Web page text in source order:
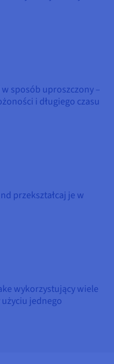
sposób uproszczony –
i długiego czasu
przekształcaj je w
wykorzystujący wiele
jednego